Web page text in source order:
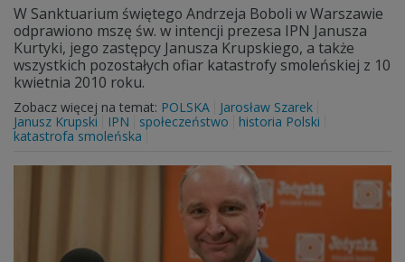
W Sanktuarium świętego Andrzeja Boboli w Warszawie
odprawiono mszę św. w intencji prezesa IPN Janusza
Kurtyki, jego zastępcy Janusza Krupskiego, a także
wszystkich pozostałych ofiar katastrofy smoleńskiej z 10
kwietnia 2010 roku.
Zobacz więcej na temat: POLSKA
Jarosław Szarek
Janusz Krupski
IPN społeczeństwo
historia Polski
katastrofa smoleńska